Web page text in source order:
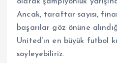
Ancak, taraftar sayısı,
başarılar göz önüne
United’ın en büyük futbol
söyleyebiliriz.